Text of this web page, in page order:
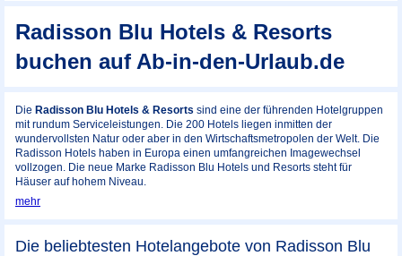
Radisson Blu Hotels & Resorts
buchen auf Ab-in-den-Urlaub.de
Die Radisson Blu Hotels & Resorts sind eine der führenden Hotelgruppen
mit rundum Serviceleistungen. Die 200 Hotels liegen inmitten der
wundervollsten Natur oder aber in den Wirtschaftsmetropolen der Welt. Die
Radisson Hotels haben in Europa einen umfangreichen Imagewechsel
vollzogen. Die neue Marke Radisson Blu Hotels und Resorts steht für
Häuser auf hohem Niveau.
mehr
Die beliebtesten Hotelangebote von Radisson Blu